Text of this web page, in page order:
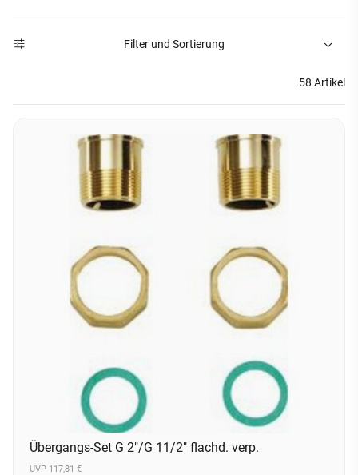
Filter und Sortierung
58 Artikel
Übergangs-Set G 2"/G 11/2" flachd. verp.
UVP 117,81 €